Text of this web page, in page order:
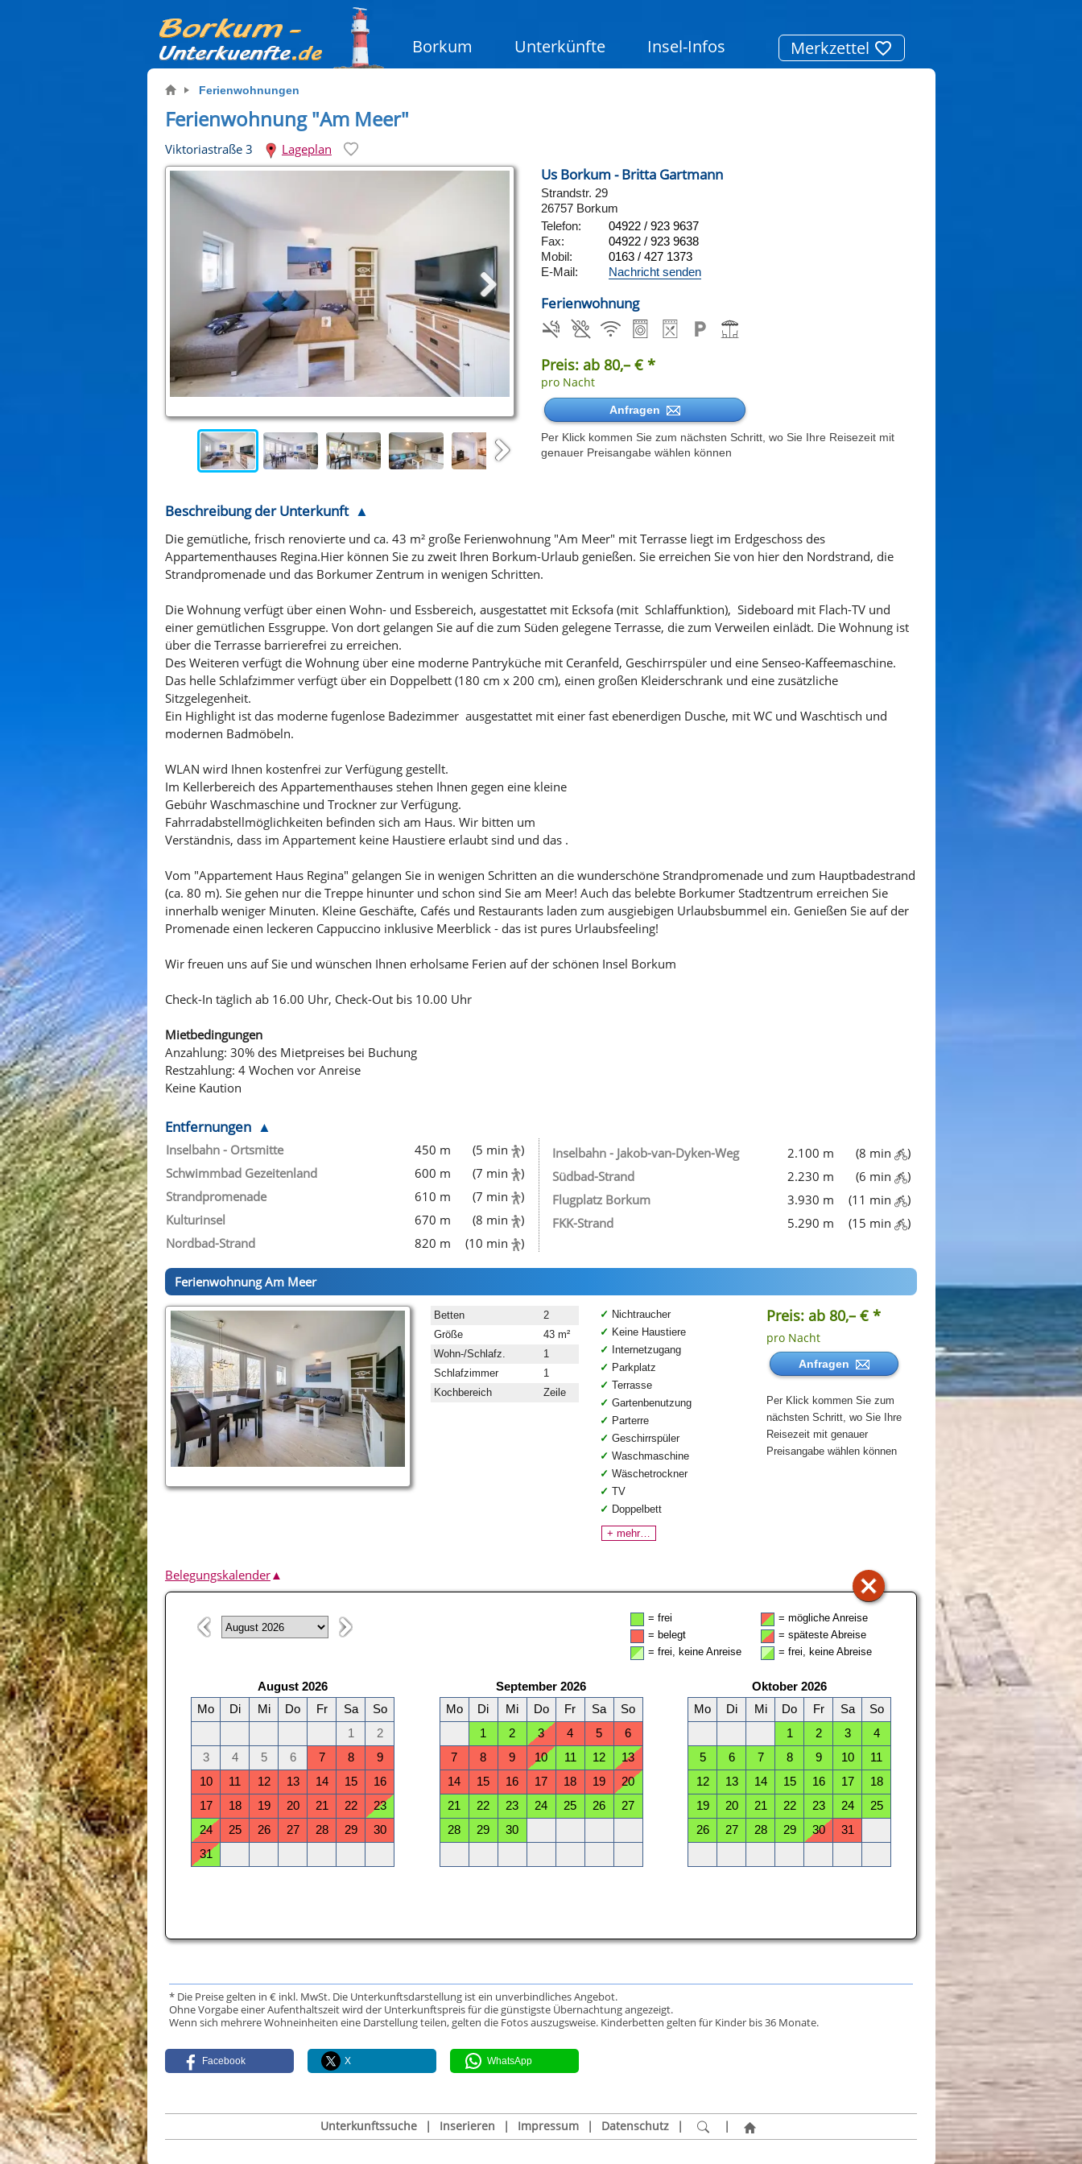
Borkum Unterkünfte Insel-Infos Merkzettel
Ferienwohnungen
Ferienwohnung "Am Meer"
Viktoriastraße 3 Lageplan
Us Borkum - Britta Gartmann
Strandstr. 29
26757 Borkum
Telefon:
04922 / 923 9637
Fax:
04922 / 923 9638
Mobil:
0163 / 427 1373
E-Mail:
Nachricht senden
Ferienwohnung
Preis: ab 80,– € *
pro Nacht
Anfragen
Per Klick kommen Sie zum nächsten Schritt, wo Sie Ihre Reisezeit mit
genauer Preisangabe wählen können
Beschreibung der Unterkunft
Die gemütliche, frisch renovierte und ca. 43 m² große Ferienwohnung "Am Meer" mit Terrasse liegt im Erdgeschoss des
Appartementhauses Regina.Hier können Sie zu zweit Ihren Borkum-Urlaub genießen. Sie erreichen Sie von hier den Nordstrand, die
Strandpromenade und das Borkumer Zentrum in wenigen Schritten.
Die Wohnung verfügt über einen Wohn- und Essbereich, ausgestattet mit Ecksofa (mit Schlaffunktion), Sideboard mit Flach-TV und
einer gemütlichen Essgruppe. Von dort gelangen Sie auf die zum Süden gelegene Terrasse, die zum Verweilen einlädt. Die Wohnung ist
über die Terrasse barrierefrei zu erreichen.
Des Weiteren verfügt die Wohnung über eine moderne Pantryküche mit Ceranfeld, Geschirrspüler und eine Senseo-Kaffeemaschine.
Das helle Schlafzimmer verfügt über ein Doppelbett (180 cm x 200 cm), einen großen Kleiderschrank und eine zusätzliche
Sitzgelegenheit.
Ein Highlight ist das moderne fugenlose Badezimmer ausgestattet mit einer fast ebenerdigen Dusche, mit WC und Waschtisch und
modernen Badmöbeln.
WLAN wird Ihnen kostenfrei zur Verfügung gestellt.
Im Kellerbereich des Appartementhauses stehen Ihnen gegen eine kleine
Gebühr Waschmaschine und Trockner zur Verfügung.
Fahrradabstellmöglichkeiten befinden sich am Haus. Wir bitten um
Verständnis, dass im Appartement keine Haustiere erlaubt sind und das .
Vom "Appartement Haus Regina" gelangen Sie in wenigen Schritten an die wunderschöne Strandpromenade und zum Hauptbadestrand
(ca. 80 m). Sie gehen nur die Treppe hinunter und schon sind Sie am Meer! Auch das belebte Borkumer Stadtzentrum erreichen Sie
innerhalb weniger Minuten. Kleine Geschäfte, Cafés und Restaurants laden zum ausgiebigen Urlaubsbummel ein. Genießen Sie auf der
Promenade einen leckeren Cappuccino inklusive Meerblick - das ist pures Urlaubsfeeling!
Wir freuen uns auf Sie und wünschen Ihnen erholsame Ferien auf der schönen Insel Borkum
Check-In täglich ab 16.00 Uhr, Check-Out bis 10.00 Uhr
Mietbedingungen
Anzahlung: 30% des Mietpreises bei Buchung
Restzahlung: 4 Wochen vor Anreise
Keine Kaution
Entfernungen
Inselbahn - Ortsmitte 450 m (5 min
)
Schwimmbad Gezeitenland
600 m (7 min
)
Strandpromenade
610 m (7 min
)
Kulturinsel
670 m (8 min
)
Nordbad-Strand
820 m (10 min )
Inselbahn - Jakob-van-Dyken-Weg 2.100 m (8 min
)
Südbad-Strand
2.230 m (6 min
)
Flugplatz Borkum
3.930 m (11 min
)
FKK-Strand
5.290 m (15 min )
Ferienwohnung Am Meer
Betten
2
Größe
43 m²
Wohn-/Schlafz.
1
Schlafzimmer
1
Kochbereich
Zeile
Nichtraucher
Keine Haustiere
Internetzugang
Parkplatz
Terrasse
Gartenbenutzung
Parterre
Geschirrspüler
Waschmaschine
Wäschetrockner
TV
Doppelbett
+ mehr…
Preis: ab 80,– € *
pro Nacht
Anfragen
Per Klick kommen Sie zum
nächsten Schritt, wo Sie Ihre
Reisezeit mit genauer
Preisangabe wählen können
Belegungskalender▲
* Die Preise gelten in € inkl. MwSt. Die Unterkunftsdarstellung ist ein unverbindliches Angebot.
Ohne Vorgabe einer Aufenthaltszeit wird der Unterkunftspreis für die günstigste Übernachtung angezeigt.
Wenn sich mehrere Wohneinheiten eine Darstellung teilen, gelten die Fotos auszugsweise. Kinderbetten gelten für Kinder bis 36 Monate.
Facebook X WhatsApp
Unterkunftssuche | Inserieren | Impressum | Datenschutz | |